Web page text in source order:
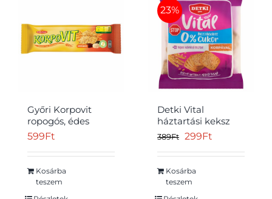
Győri Korpovit
ropogós, édes
keksz teljes
és magokkal 174 g
599Ft
Kosárba
teszem
23%
Detki Vital
háztartási keksz
hozzáadott cukor
389Ft Original
price
was:
389Ft.
299Ft
price
Kosárba
teszem